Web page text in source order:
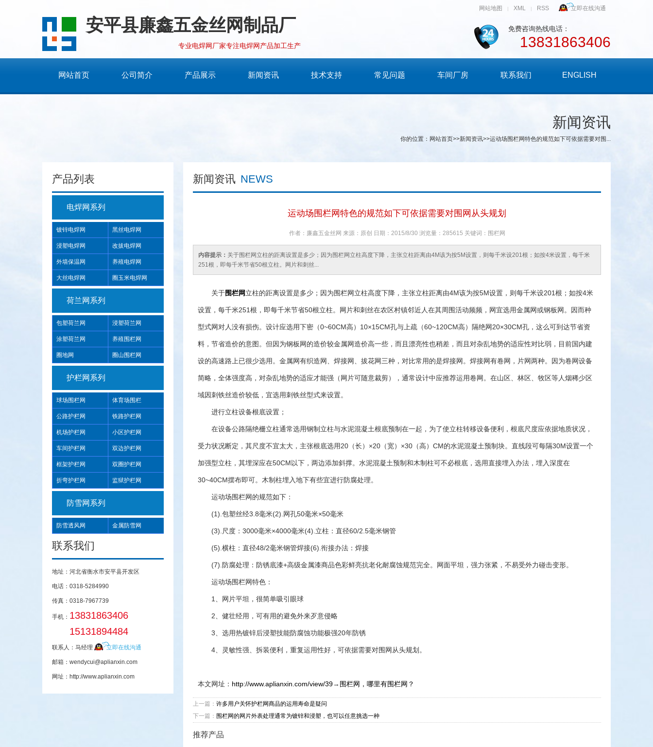
安平县廉鑫五金丝网制品厂
专业电焊网厂家专注电焊网产品加工生产
网站地图 | XML | RSS 立即在线沟通
免费咨询热线电话：
13831863406
网站首页 公司简介 产品展示 新闻资讯 技术支持 常见问题 车间厂房 联系我们 ENGLISH
新闻资讯
你的位置： 网站首页>>新闻资讯>>运动场围栏网特色的规范如下可依据需要对围...
产品列表
电焊网系列
镀锌电焊网 黑丝电焊网
浸塑电焊网 改拔电焊网
外墙保温网 养殖电焊网
大丝电焊网 圈玉米电焊网
荷兰网系列
包塑荷兰网 浸塑荷兰网
涂塑荷兰网 养殖围栏网
圈地网 圈山围栏网
护栏网系列
球场围栏网 体育场围栏
公路护栏网 铁路护栏网
机场护栏网 小区护栏网
车间护栏网 双边护栏网
框架护栏网 双圈护栏网
折弯护栏网 监狱护栏网
防雪网系列
防雪透风网 金属防雪网
联系我们
地址：河北省衡水市安平县开发区
电话：0318-5284990
传真：0318-7967739
手机： 13831863406
15131894484
联系人：马经理 立即在线沟通
邮箱：wendycui@aplianxin.com
网址：http://www.aplianxin.com
新闻资讯 NEWS
运动场围栏网特色的规范如下可依据需要对围网从头规划
作者：廉鑫五金丝网 来源：原创 日期：2015/8/30 浏览量：285615 关键词：围栏网
内容提示： 关于围栏网立柱的距离设置是多少；因为围栏网立柱高度下降，主张立柱距离由4M该为按5M设置，则每千米设201根；如按4米设置，每千米
251根，即每千米节省50根立柱。网片和刺丝...
关于围栏网立柱的距离设置是多少；因为围栏网立柱高度下降，主张立柱距离由4M该为按5M设置，则每千米设201根；如按4米
设置，每千米251根，即每千米节省50根立柱。网片和刺丝在农区村镇邻近人在其周围活动频频，网宜选用金属网或钢板网。因而种
型式网对人没有损伤。设计应选用下密（0~60CM高）10×15CM孔与上疏（60~120CM高）隔绝网20×30CM孔，这么可到达节省资
料，节省造价的意图。但因为钢板网的造价较金属网造价高一些，而且漂亮性也稍差，而且对杂乱地势的适应性对比弱，目前国内建
设的高速路上已很少选用。金属网有织造网、焊接网、拔花网三种，对比常用的是焊接网。焊接网有卷网，片网两种。因为卷网设备
简略，全体强度高，对杂乱地势的适应才能强（网片可随意裁剪），通常设计中应推荐运用卷网。在山区、林区、牧区等人烟稀少区
域因刺铁丝造价较低，宜选用刺铁丝型式来设置。
进行立柱设备根底设置；
在设备公路隔绝栅立柱通常选用钢制立柱与水泥混凝土根底预制在一起，为了使立柱转移设备便利，根底尺度应依据地质状况，
受力状况断定，其尺度不宜太大，主张根底选用20（长）×20（宽）×30（高）CM的水泥混凝土预制块。直线段可每隔30M设置一个
加强型立柱，其埋深应在50CM以下，两边添加斜撑。水泥混凝土预制和木制柱可不必根底，选用直接埋入办法，埋入深度在
30~40CM摆布即可。木制柱埋入地下有些宜进行防腐处理。
运动场围栏网的规范如下：
(1).包塑丝经3.8毫米(2).网孔50毫米×50毫米
(3).尺度：3000毫米×4000毫米(4).立柱：直径60/2.5毫米钢管
(5).横柱：直径48/2毫米钢管焊接(6).衔接办法：焊接
(7).防腐处理：防锈底漆+高级金属漆商品色彩鲜亮抗老化耐腐蚀规范完全。网面平坦，强力张紧，不易受外力碰击变形。
运动场围栏网特色：
1、网片平坦，很简单吸引眼球
2、健壮经用，可有用的避免外来歹意侵略
3、选用热镀锌后浸塑技能防腐蚀功能极强20年防锈
4、灵敏性强、拆装便利，重复运用性好，可依据需要对围网从头规划。
本文网址： http://www.aplianxin.com/view/39→ 围栏网，哪里有围栏网？
上一篇： 许多用户关怀护栏网商品的运用寿命是疑问
下一篇： 围栏网的网片外表处理通常为镀锌和浸塑，也可以任意挑选一种
推荐产品